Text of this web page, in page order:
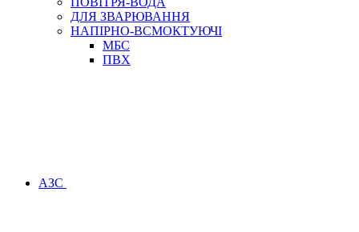
ДЛЯ ЗВАРЮВАННЯ
НАПІРНО-ВСМОКТУЮЧІ
МБС
ПВХ
АЗС